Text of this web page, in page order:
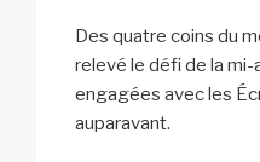
Des quatre coins du
relevé le défi de la
engagées avec les
auparavant.